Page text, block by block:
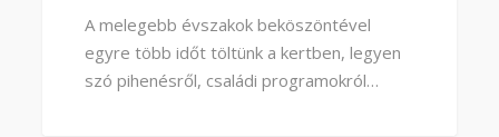
A melegebb évszakok beköszöntével
egyre több időt töltünk a kertben, legyen
szó pihenésről, családi programokról…